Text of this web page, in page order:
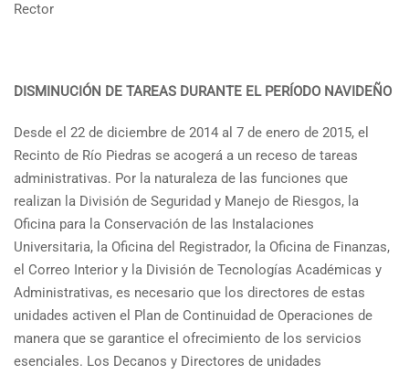
Rector
DISMINUCIÓN DE TAREAS DURANTE EL PERÍODO NAVIDEÑO
Desde el 22 de diciembre de 2014 al 7 de enero de 2015, el
Recinto de Río Piedras se acogerá a un receso de tareas
administrativas. Por la naturaleza de las funciones que
realizan la División de Seguridad y Manejo de Riesgos, la
Oficina para la Conservación de las Instalaciones
Universitaria, la Oficina del Registrador, la Oficina de Finanzas,
el Correo Interior y la División de Tecnologías Académicas y
Administrativas, es necesario que los directores de estas
unidades activen el Plan de Continuidad de Operaciones de
manera que se garantice el ofrecimiento de los servicios
esenciales. Los Decanos y Directores de unidades